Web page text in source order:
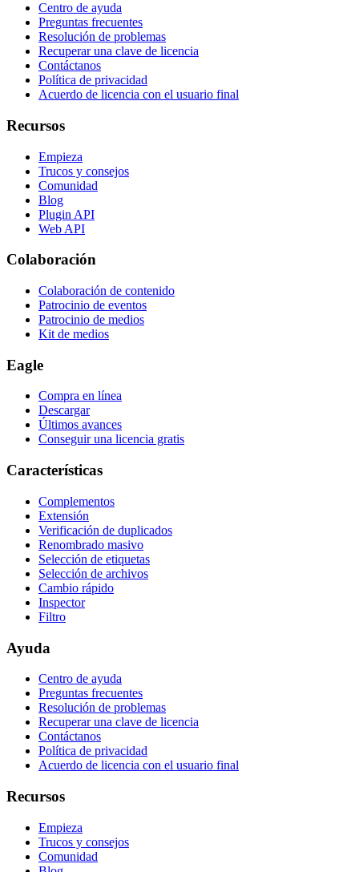
Centro de ayuda
Preguntas frecuentes
Resolución de problemas
Recuperar una clave de licencia
Contáctanos
Política de privacidad
Acuerdo de licencia con el usuario final
Recursos
Empieza
Trucos y consejos
Comunidad
Blog
Plugin API
Web API
Colaboración
Colaboración de contenido
Patrocinio de eventos
Patrocinio de medios
Kit de medios
Eagle
Compra en línea
Descargar
Últimos avances
Conseguir una licencia gratis
Características
Complementos
Extensión
Verificación de duplicados
Renombrado masivo
Selección de etiquetas
Selección de archivos
Cambio rápido
Inspector
Filtro
Ayuda
Centro de ayuda
Preguntas frecuentes
Resolución de problemas
Recuperar una clave de licencia
Contáctanos
Política de privacidad
Acuerdo de licencia con el usuario final
Recursos
Empieza
Trucos y consejos
Comunidad